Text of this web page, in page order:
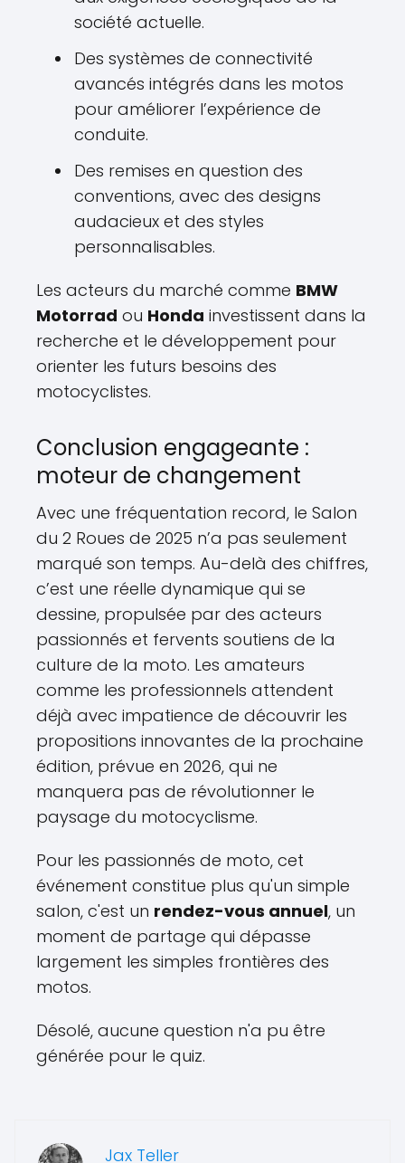
société actuelle.
Des systèmes de connectivité
avancés intégrés dans les motos
pour améliorer l’expérience de
conduite.
Des remises en question des
conventions, avec des designs
audacieux et des styles
personnalisables.
Les acteurs du marché comme BMW
Motorrad ou Honda investissent dans la
recherche et le développement pour
orienter les futurs besoins des
motocyclistes.
Conclusion engageante :
moteur de changement
Avec une fréquentation record, le Salon
du 2 Roues de 2025 n’a pas seulement
marqué son temps. Au-delà des chiffres,
c’est une réelle dynamique qui se
dessine, propulsée par des acteurs
passionnés et fervents soutiens de la
culture de la moto. Les amateurs
comme les professionnels attendent
déjà avec impatience de découvrir les
propositions innovantes de la prochaine
édition, prévue en 2026, qui ne
manquera pas de révolutionner le
paysage du motocyclisme.
Pour les passionnés de moto, cet
événement constitue plus qu'un simple
salon, c'est un rendez-vous annuel, un
moment de partage qui dépasse
largement les simples frontières des
motos.
Désolé, aucune question n'a pu être
générée pour le quiz.
Jax Teller